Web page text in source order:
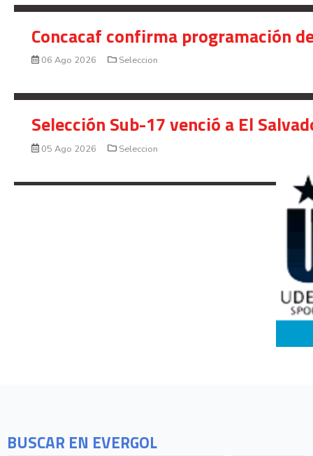
BUSCAR EN EVERGOL
Concacaf confirma programación
06 Ago 2026 Seleccion
Selección Sub-17 venció a El
05 Ago 2026 Seleccion